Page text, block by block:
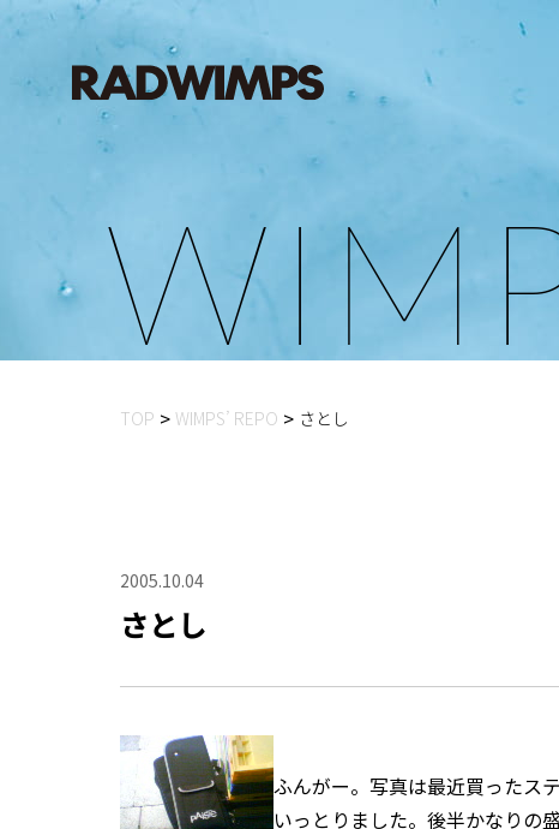
W IM
TOP WIMPS’ REPO さとし
2005.10.04
さとし
ふんがー。写真は最近買ったス
いっとりました。後半かなりの